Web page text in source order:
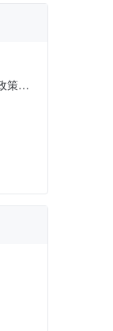
退役大学生士兵报考硕士研究生有关招生政策解读